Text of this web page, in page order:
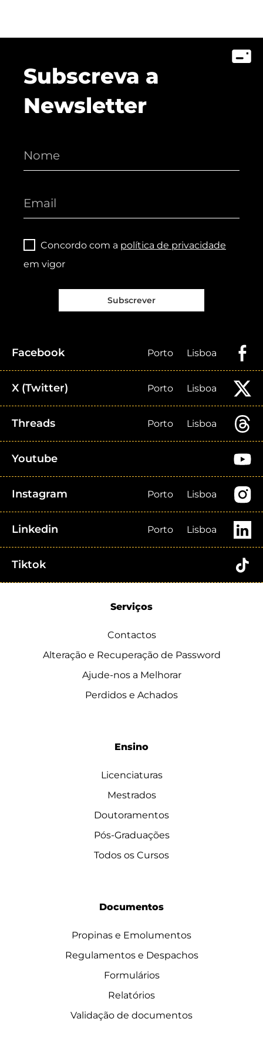
Subscreva a
Newsletter
Concordo com a política de privacidade
em vigor
Subscrever
Facebook Porto Lisboa
X (Twitter) Porto Lisboa
Threads Porto Lisboa
Youtube
Instagram Porto Lisboa
Linkedin Porto Lisboa
Tiktok
Serviços
Contactos
Alteração e Recuperação de Password
Ajude-nos a Melhorar
Perdidos e Achados
Ensino
Licenciaturas
Mestrados
Doutoramentos
Pós-Graduações
Todos os Cursos
Documentos
Propinas e Emolumentos
Regulamentos e Despachos
Formulários
Relatórios
Validação de documentos